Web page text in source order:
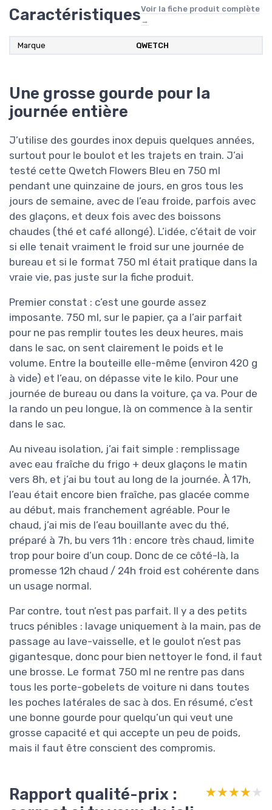
CaractéristiquesVoir la fiche produit complète
→
Marque QWETCH
Une grosse gourde pour la
journée entière
J’utilise des gourdes inox depuis quelques années,
surtout pour le boulot et les trajets en train. J’ai
testé cette Qwetch Flowers Bleu en 750 ml
pendant une quinzaine de jours, en gros tous les
jours de semaine, avec de l’eau froide, parfois avec
des glaçons, et deux fois avec des boissons
chaudes (thé et café allongé). L’idée, c’était de voir
si elle tenait vraiment le froid sur une journée de
bureau et si le format 750 ml était pratique dans la
vraie vie, pas juste sur la fiche produit.
Premier constat : c’est une gourde assez
imposante. 750 ml, sur le papier, ça a l’air parfait
pour ne pas remplir toutes les deux heures, mais
dans le sac, on sent clairement le poids et le
volume. Entre la bouteille elle-même (environ 420 g
à vide) et l’eau, on dépasse vite le kilo. Pour une
journée de bureau ou dans la voiture, ça va. Pour de
la rando un peu longue, là on commence à la sentir
dans le sac.
Au niveau isolation, j’ai fait simple : remplissage
avec eau fraîche du frigo + deux glaçons le matin
vers 8h, et j’ai bu tout au long de la journée. À 17h,
l’eau était encore bien fraîche, pas glacée comme
au début, mais franchement agréable. Pour le
chaud, j’ai mis de l’eau bouillante avec du thé,
préparé à 7h, bu vers 11h : encore très chaud, limite
trop pour boire d’un coup. Donc de ce côté-là, la
promesse 12h chaud / 24h froid est cohérente dans
un usage normal.
Par contre, tout n’est pas parfait. Il y a des petits
trucs pénibles : lavage uniquement à la main, pas de
passage au lave-vaisselle, et le goulot n’est pas
gigantesque, donc pour bien nettoyer le fond, il faut
une brosse. Le format 750 ml ne rentre pas dans
tous les porte-gobelets de voiture ni dans toutes
les poches latérales de sac à dos. En résumé, c’est
une bonne gourde pour quelqu’un qui veut une
grosse capacité et qui accepte un peu de poids,
mais il faut être conscient des compromis.
Rapport qualité-prix :
★★★★★
★★★★★